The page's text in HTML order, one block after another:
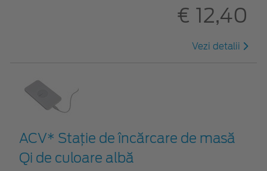
€ 12,40
Vezi detalii
ACV* Stație de încărcare de masă
Qi de culoare albă